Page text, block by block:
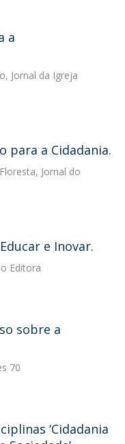
a
Jornal da Igreja
para a Cidadania.
Jornal do
e Inovar.
Editora
sobre a
70
‘Cidadania